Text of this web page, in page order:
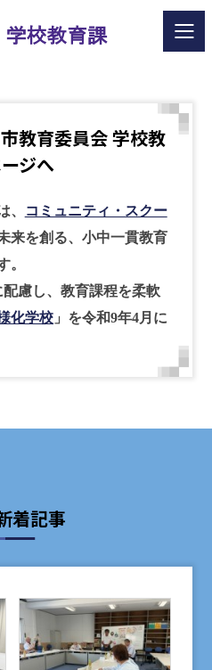
教育委員会 学校教
ジへ
、
コミュニティ・スクー
来を創る、小中一貫教育
。
慮し、教育課程を柔軟
化学校」を令和9年4月に
着記事